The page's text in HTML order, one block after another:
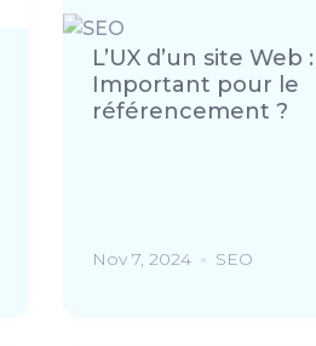
L’UX d’un site Web :
Important pour le
référencement ?
Nov 7, 2024 SEO